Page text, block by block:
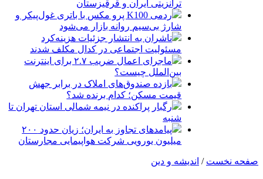
ترانزیتی ایران و قرقیزستان
ردمی K100 پرو مکس با باتری غول‌پیکر و
شارژ بی‌سیم روانه بازار می‌شود
ناشران به انتشار جزئیات هزینه‌کرد
مسئولیت اجتماعی در کدال مکلف شدند
ماجرای اعمال ضریب ۲.۷ برای اینترنت
بین‌الملل چیست؟
بازده صندوق‌های املاک در برابر جهش
قیمت مسکن؛ کدام برنده شد؟
رگبار پراکنده در نیمه شمالی استان تهران تا
شنبه
پیامدهای تجاوز به ایران؛ زیان حدود ۲۰۰
میلیون یورویی شرکت هواپیمایی مجارستان
صفحه نخست / اندیشه و دین